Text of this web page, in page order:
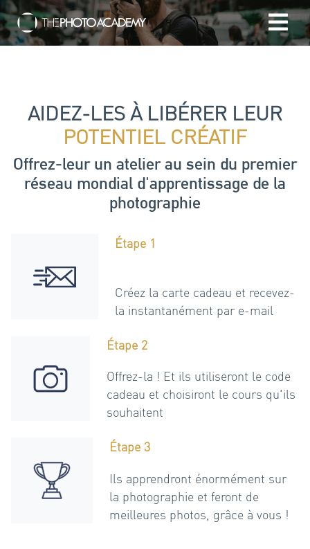
Photographes
Offrir une Carte Cadeau
Panier
AIDEZ-LES À LIBÉRER LEUR
POTENTIEL CRÉATIF
Offrez-leur un atelier au sein du premier
réseau mondial d'apprentissage de la
photographie
Étape 1
Créez la carte cadeau et recevez-
la instantanément par e-mail
Étape 2
Offrez-la ! Et ils utiliseront le code
cadeau et choisiront le cours qu'ils
souhaitent
Étape 3
Ils apprendront énormément sur
la photographie et feront de
meilleures photos, grâce à vous !